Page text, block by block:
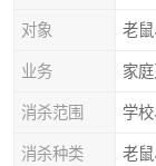
对象 老
业务 家
消杀范围 学
消杀种类 老